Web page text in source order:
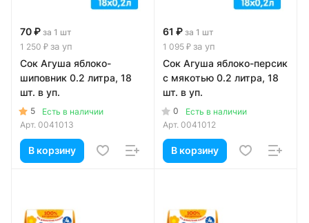
70 ₽ за 1 шт
1 250 ₽ за уп
Сок Агуша яблоко-
шиповник 0.2 литра, 18
шт. в уп.
5
Есть в наличии
Арт. 0041013
В корзину
61 ₽ за 1 шт
1 095 ₽ за уп
Сок Агуша яблоко-персик
с мякотью 0.2 литра, 18
шт. в уп.
0
Есть в наличии
Арт. 0041012
В корзину